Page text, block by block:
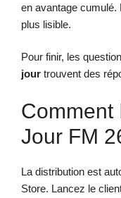
en avantage cumulé.
plus lisible.
Pour finir, les
jour trouvent des
Comment
Jour FM
La distribution est
Store. Lancez le